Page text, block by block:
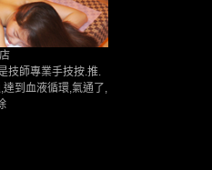
技師專業手技按.推.
到血液循環,氣通了,